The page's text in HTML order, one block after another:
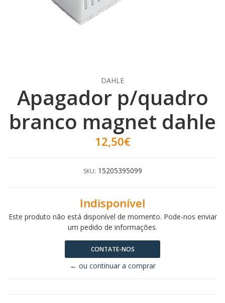
DAHLE
Apagador p/quadro
branco magnet dahle
12,50€
SKU: 15205395099
Indisponível
Este produto não está disponível de momento. Pode-nos enviar
um pedido de informações.
CONTATE-NOS
← ou continuar a comprar